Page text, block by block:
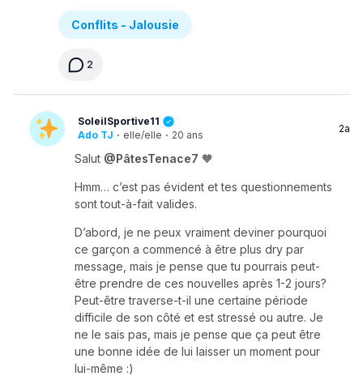
Conflits - Jalousie
2
SoleilSportive11
Ado TJ · elle/elle · 20 ans
2a
Salut @PâtesTenace7 🧡
Hmm… c’est pas évident et tes questionnements
sont tout-à-fait valides.
D’abord, je ne peux vraiment deviner pourquoi
ce garçon a commencé à être plus dry par
message, mais je pense que tu pourrais peut-
être prendre de ces nouvelles après 1-2 jours?
Peut-être traverse-t-il une certaine période
difficile de son côté et est stressé ou autre. Je
ne le sais pas, mais je pense que ça peut être
une bonne idée de lui laisser un moment pour
lui-même :)